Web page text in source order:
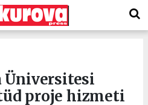
Üniversitesi
proje hizmeti